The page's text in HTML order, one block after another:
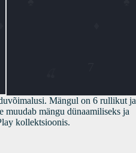
Mängul on 6 rullikut ja
mängu dünaamiliseks ja
kollektsioonis.